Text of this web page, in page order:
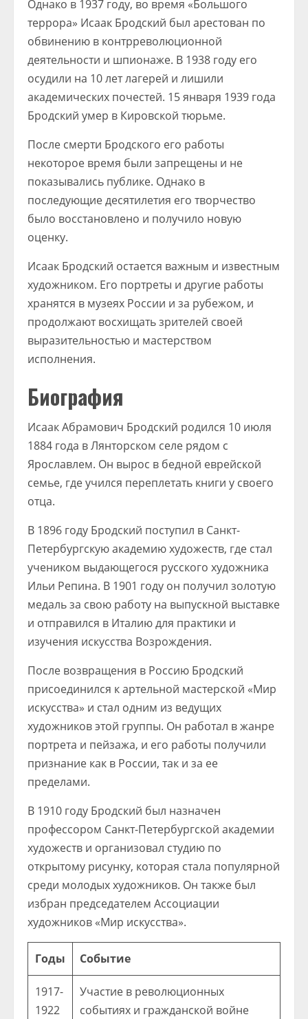
Однако в 1937 году, во время «Большого
террора» Исаак Бродский был арестован по
обвинению в контрреволюционной
деятельности и шпионаже. В 1938 году его
осудили на 10 лет лагерей и лишили
академических почестей. 15 января 1939 года
Бродский умер в Кировской тюрьме.
После смерти Бродского его работы
некоторое время были запрещены и не
показывались публике. Однако в
последующие десятилетия его творчество
было восстановлено и получило новую
оценку.
Исаак Бродский остается важным и известным
художником. Его портреты и другие работы
хранятся в музеях России и за рубежом, и
продолжают восхищать зрителей своей
выразительностью и мастерством
исполнения.
Биография
Исаак Абрамович Бродский родился 10 июля
1884 года в Лянторском селе рядом с
Ярославлем. Он вырос в бедной еврейской
семье, где учился переплетать книги у своего
отца.
В 1896 году Бродский поступил в Санкт-
Петербургскую академию художеств, где стал
учеником выдающегося русского художника
Ильи Репина. В 1901 году он получил золотую
медаль за свою работу на выпускной выставке
и отправился в Италию для практики и
изучения искусства Возрождения.
После возвращения в Россию Бродский
присоединился к артельной мастерской «Мир
искусства» и стал одним из ведущих
художников этой группы. Он работал в жанре
портрета и пейзажа, и его работы получили
признание как в России, так и за ее
пределами.
В 1910 году Бродский был назначен
профессором Санкт-Петербургской академии
художеств и организовал студию по
открытому рисунку, которая стала популярной
среди молодых художников. Он также был
избран председателем Ассоциации
художников «Мир искусства».
Годы Событие
1917-
1922
Участие в революционных
событиях и гражданской войне